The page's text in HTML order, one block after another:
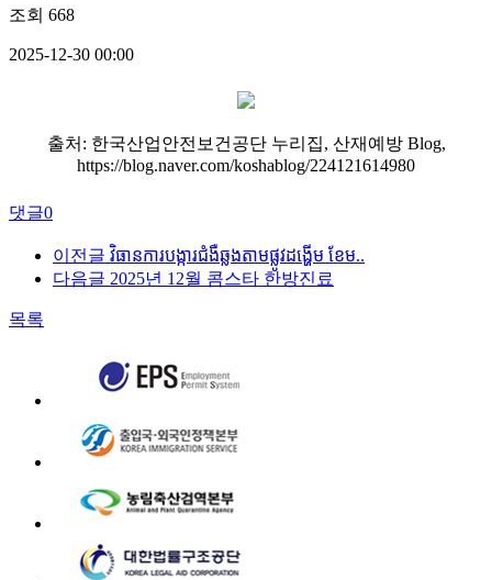
조회 668
2025-12-30 00:00
출처: 한국산업안전보건공단 누리집, 산재예방 Blog,
https://blog.naver.com/koshablog/224121614980
댓글0
이전글 វិធានការបង្ការជំងឺឆ្លងតាមផ្លូវដង្ហើម ខែម..
다음글 2025년 12월 콤스타 한방진료
목록